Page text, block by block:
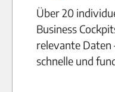
Über 20
Business
relevante Daten
schnelle und